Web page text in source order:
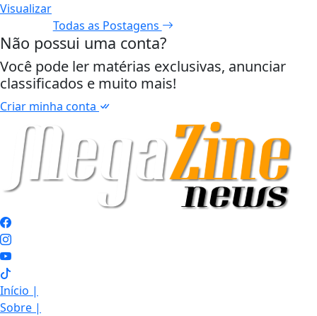
Visualizar
Todas as Postagens
Não possui uma conta?
Você pode ler matérias exclusivas, anunciar
classificados e muito mais!
Criar minha conta
Início |
Sobre |